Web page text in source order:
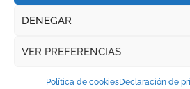
DENEGAR
VER PREFERENCIAS
Política de cookiesDeclaración de
Copyright © Todos los
EL PODCAST DE